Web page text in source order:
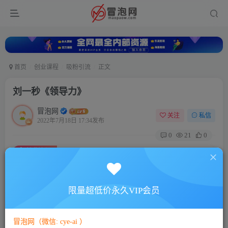
首页 创业课程 吸粉引流 正文
刘一秒《领导力》
冒泡网
2022年7月18日 17:34发布
关注 私信
0 21 0
此内容为付费资源，请付费后查看
5
VIP会员 免费
限量超低价永久VIP会员
冒泡网（微信: cye-ai ）